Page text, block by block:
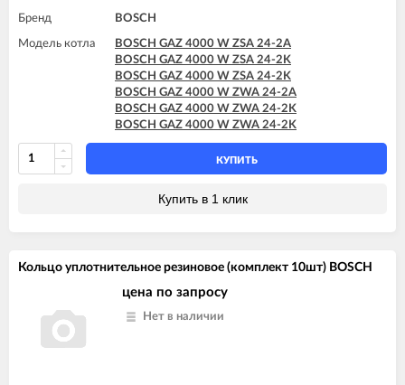
Бренд BOSCH
Модель котла
BOSCH GAZ 4000 W ZSA 24-2A
BOSCH GAZ 4000 W ZSA 24-2K
BOSCH GAZ 4000 W ZSA 24-2K
BOSCH GAZ 4000 W ZWA 24-2A
BOSCH GAZ 4000 W ZWA 24-2K
BOSCH GAZ 4000 W ZWA 24-2K
КУПИТЬ
Купить в 1 клик
Кольцо уплотнительное резиновое (комплект 10шт) BOSCH
цена по запросу
Нет в наличии